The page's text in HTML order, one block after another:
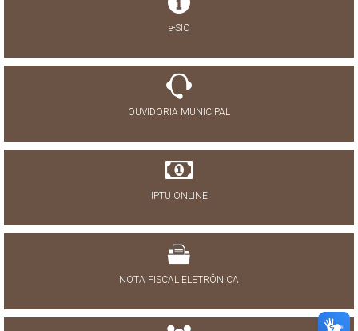
e-SIC
OUVIDORIA MUNICIPAL
IPTU ONLINE
NOTA FISCAL ELETRÔNICA